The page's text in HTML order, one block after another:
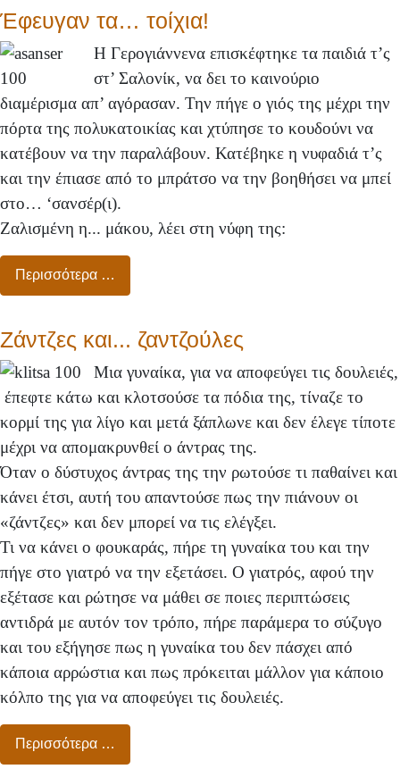
Έφευγαν τα… τοίχια!
Η Γερογιάννενα επισκέφτηκε τα παιδιά τ’ς
στ’ Σαλονίκ, να δει το καινούριο
διαμέρισμα απ’ αγόρασαν. Την πήγε ο γιός της μέχρι την
πόρτα της πολυκατοικίας και χτύπησε το κουδούνι να
κατέβουν να την παραλάβουν. Κατέβηκε η νυφαδιά τ’ς
και την έπιασε από το μπράτσο να την βοηθήσει να μπεί
στο… ‘σανσέρ(ι).
Ζαλισμένη η... μάκου, λέει στη νύφη της:
Περισσότερα …
Ζάντζες και... ζαντζούλες
Μια γυναίκα, για να αποφεύγει τις δουλειές,
έπεφτε κάτω και κλοτσούσε τα πόδια της, τίναζε το
κορμί της για λίγο και μετά ξάπλωνε και δεν έλεγε τίποτε
μέχρι να απομακρυνθεί ο άντρας της.
Όταν ο δύστυχος άντρας της την ρωτούσε τι παθαίνει και
κάνει έτσι, αυτή του απαντούσε πως την πιάνουν οι
«ζάντζες» και δεν μπορεί να τις ελέγξει.
Τι να κάνει ο φουκαράς, πήρε τη γυναίκα του και την
πήγε στο γιατρό να την εξετάσει. Ο γιατρός, αφού την
εξέτασε και ρώτησε να μάθει σε ποιες περιπτώσεις
αντιδρά με αυτόν τον τρόπο, πήρε παράμερα το σύζυγο
και του εξήγησε πως η γυναίκα του δεν πάσχει από
κάποια αρρώστια και πως πρόκειται μάλλον για κάποιο
κόλπο της για να αποφεύγει τις δουλειές.
Περισσότερα …